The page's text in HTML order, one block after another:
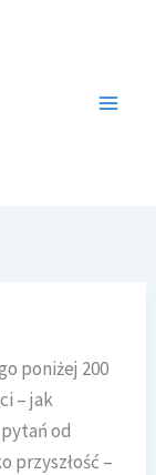
poniżej 200
– jak
od
przyszłość –